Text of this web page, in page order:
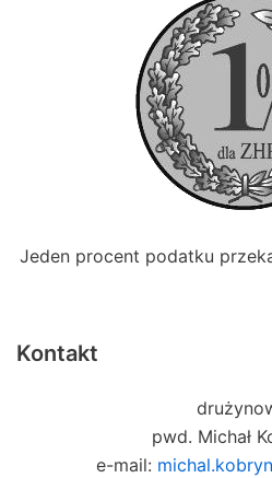
Jeden procent podatku
Kontakt
pwd. Michał
e-mail: